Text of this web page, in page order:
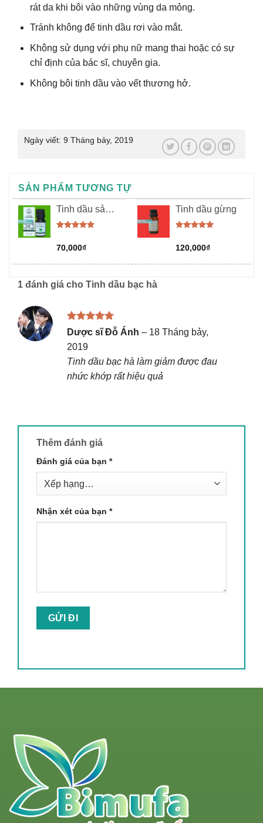
rát da khi bôi vào những vùng da mỏng.
Tránh không để tinh dầu rơi vào mắt.
Không sử dụng với phụ nữ mang thai hoặc có sự
chỉ định của bác sĩ, chuyên gia.
Không bôi tinh dầu vào vết thương hở.
Ngày viết: 9 Tháng bảy, 2019
SẢN PHẨM TƯƠNG TỰ
Tinh dầu sả
chanh
hạng5.00
5 sao
70,000₫
Tinh dầu gừng
hạng5.00
5 sao
120,000₫
1 đánh giá cho Tinh dầu bạc hà
Được xếp
hạng
sao
Dược sĩ Đỗ Ánh – 18 Tháng bảy,
2019
Tinh dầu bạc hà làm giảm được đau
nhức khớp rất hiệu quả
Thêm đánh giá
Đánh giá của bạn *
Nhận xét của bạn *